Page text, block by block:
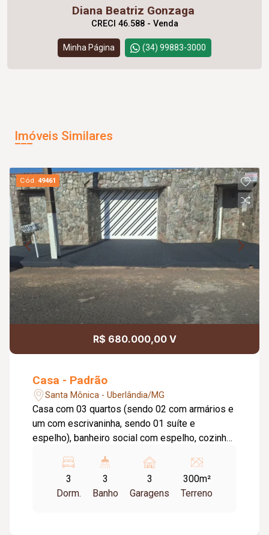
Diana Beatriz Gonzaga
CRECI 46.588 - Venda
Minha Página (34) 99883-3000
Imóveis Similares
Cód.49461
R$ 680.000,00 V
Casa - Padrão
Santa Mônica - Uberlândia/MG
Casa com 03 quartos (sendo 02 com armários e
um com escrivaninha, sendo 01 suíte e
espelho), banheiro social com espelho, cozinha
de TV e de jantar, garagem para 03 carros;
edicula com 01 quarto, banheiro, área gourmet
com churrasqueira, armários , cooktop; piscina,
3
Dorm.
3
Banho
3
Garagens
300m²
Terreno